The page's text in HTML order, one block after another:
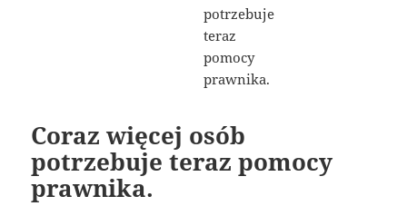
Coraz więcej osób
potrzebuje teraz pomocy
prawnika.